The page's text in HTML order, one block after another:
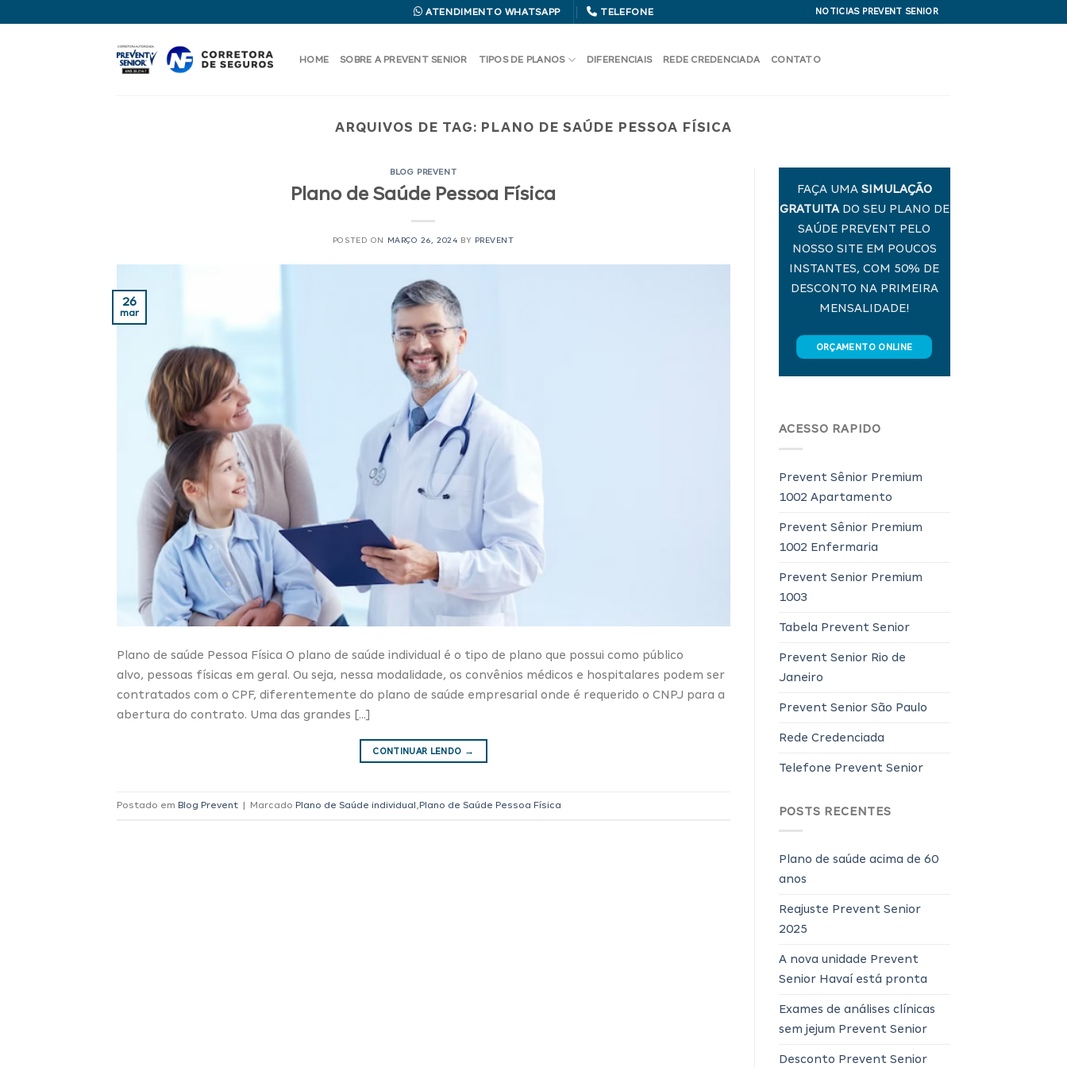
ATENDIMENTO WHATSAPP TELEFONE NOTICIAS PREVENT SENIOR
HOME SOBRE A PREVENT SENIOR TIPOS DE PLANOS DIFERENCIAIS REDE CREDENCIADA CONTATO
ARQUIVOS DE TAG: PLANO DE SAÚDE PESSOA FÍSICA
BLOG PREVENT
Plano de Saúde Pessoa Física
POSTED ON MARÇO 26, 2024 BY PREVENT
26
mar
Plano de saúde Pessoa Física O plano de saúde individual é o tipo de plano que possui como público
alvo, pessoas físicas em geral. Ou seja, nessa modalidade, os convênios médicos e hospitalares podem ser
contratados com o CPF, diferentemente do plano de saúde empresarial onde é requerido o CNPJ para a
abertura do contrato. Uma das grandes […]
CONTINUAR LENDO →
Postado em Blog Prevent | Marcado Plano de Saúde individual,Plano de Saúde Pessoa Física
FAÇA UMA SIMULAÇÃO
GRATUITA DO SEU PLANO DE
SAÚDE PREVENT PELO
NOSSO SITE EM POUCOS
INSTANTES, COM 50% DE
DESCONTO NA PRIMEIRA
MENSALIDADE!
ORÇAMENTO ONLINE
ACESSO RAPIDO
Prevent Sênior Premium
1002 Apartamento
Prevent Sênior Premium
1002 Enfermaria
Prevent Senior Premium
1003
Tabela Prevent Senior
Prevent Senior Rio de
Janeiro
Prevent Senior São Paulo
Rede Credenciada
Telefone Prevent Senior
POSTS RECENTES
Plano de saúde acima de 60
anos
Reajuste Prevent Senior
2025
A nova unidade Prevent
Senior Havaí está pronta
Exames de análises clínicas
sem jejum Prevent Senior
Desconto Prevent Senior